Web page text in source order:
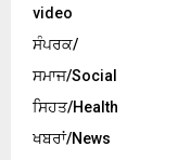
video
ਸੰਪਰਕ/
ਸਮਾਜ/Social
ਸਿਹਤ/Health
ਖਬਰਾਂ/News